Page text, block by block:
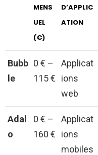
MENS
UEL
(€)
D’APPLIC
ATION
Bubb
le
0 € –
115 €
Applicat
ions
web
Adal
o
0 € –
160 €
Applicat
ions
mobiles